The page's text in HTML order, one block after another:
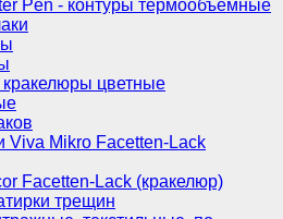
Pen - контуры термообъемные
цветные
Viva Mikro Facetten-Lack
Facetten-Lack (кракелюр)
трещин